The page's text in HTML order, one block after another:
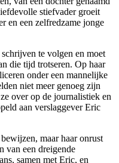
stiefvader groeit
en een zelfredzame jonge
te volgen en moet
die tijd trotseren. Op haar
onder een mannelijke
niet meer genoeg zijn
over op de journalistiek en
aan verslaggever Eric
maar haar onrust
van een dreigende
samen met Eric, en